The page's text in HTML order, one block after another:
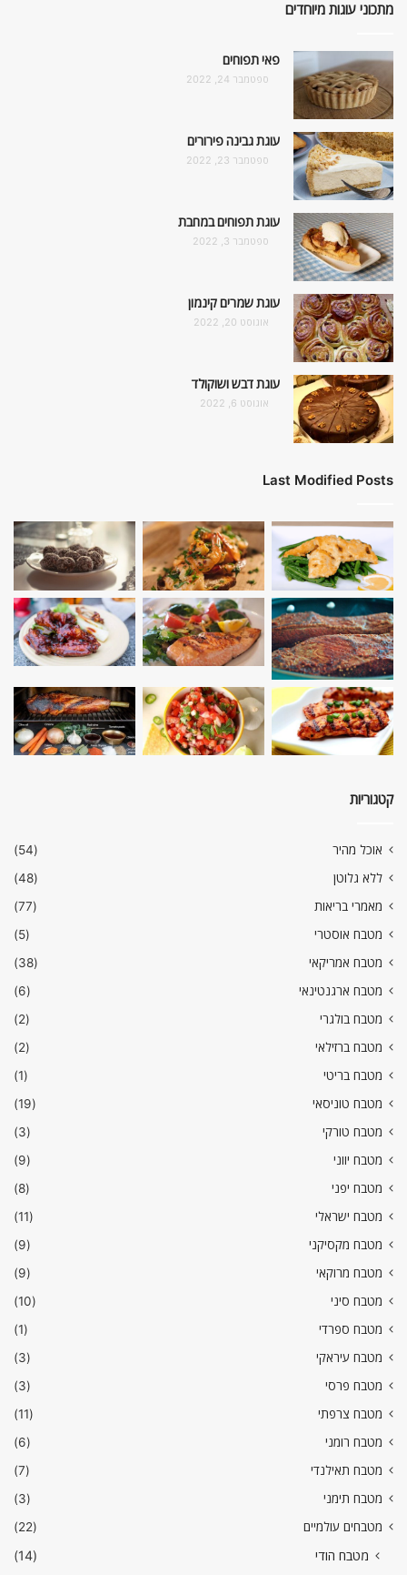
מתכוני עוגות מיוחדים
פאי תפוחים
ספטמבר 24, 2022
עוגת גבינה פירורים
ספטמבר 23, 2022
עוגת תפוחים במחבת
ספטמבר 3, 2022
עוגת שמרים קינמון
אוגוסט 20, 2022
עוגת דבש ושוקולד
אוגוסט 6, 2022
Last Modified Posts
קטגוריות
אוכל מהיר
(54)
ללא גלוטן
(48)
מאמרי בריאות
(77)
מטבח אוסטרי
(5)
מטבח אמריקאי
(38)
מטבח ארגנטינאי
(6)
מטבח בולגרי
(2)
מטבח ברזילאי
(2)
מטבח בריטי
(1)
מטבח טוניסאי
(19)
מטבח טורקי
(3)
מטבח יווני
(9)
מטבח יפני
(8)
מטבח ישראלי
(11)
מטבח מקסיקני
(9)
מטבח מרוקאי
(9)
מטבח סיני
(10)
מטבח ספרדי
(1)
מטבח עיראקי
(3)
מטבח פרסי
(3)
מטבח צרפתי
(11)
מטבח רומני
(6)
מטבח תאילנדי
(7)
מטבח תימני
(3)
מטבחים עולמיים
(22)
מטבח הודי
(14)